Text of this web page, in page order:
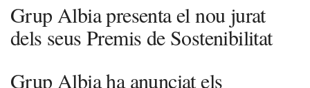
Grup Albia presenta el nou jurat
dels seus Premis de Sostenibilitat
Grup Albia ha anunciat els